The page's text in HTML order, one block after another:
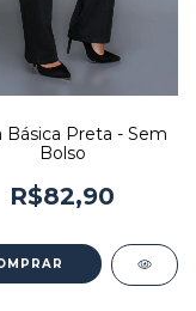
Básica Preta - Sem
Bolso
R$82,90